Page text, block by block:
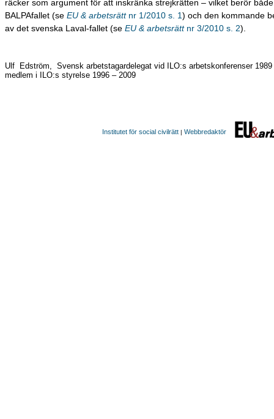
räcker som argument för att inskränka strejkrätten – vilket berör
BALPAfallet (se EU & arbetsrättnr 1/2010 s. 1) och den kommande
av det svenska Laval-fallet (se EU & arbetsrättnr 3/2010 s. 2).
Ulf Edström, Svensk arbetstagardelegat vid ILO:s arbetskonferenser 1989
medlem i ILO:s styrelse 1996 – 2009
Institutet för social civilrätt | Webbredaktör